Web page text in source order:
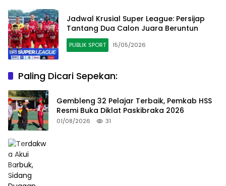
Jadwal Krusial Super League: Persijap
Tantang Dua Calon Juara Beruntun
PUBLIK SPORT 15/05/2026
Paling Dicari Sepekan:
Gembleng 32 Pelajar Terbaik, Pemkab HSS
Resmi Buka Diklat Paskibraka 2026
01/08/2026 31